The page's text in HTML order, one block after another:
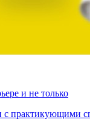
и не только
с практикующими